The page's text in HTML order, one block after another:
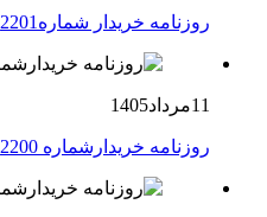
روزنامه خریدار شماره2201
11مرداد1405
روزنامه خریدارشماره 2200